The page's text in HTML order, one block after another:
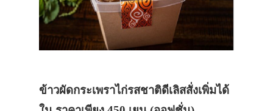
ข้าวผัดกระเพราไก่รสชาติดีเลิสสั่งเพิ่มได้